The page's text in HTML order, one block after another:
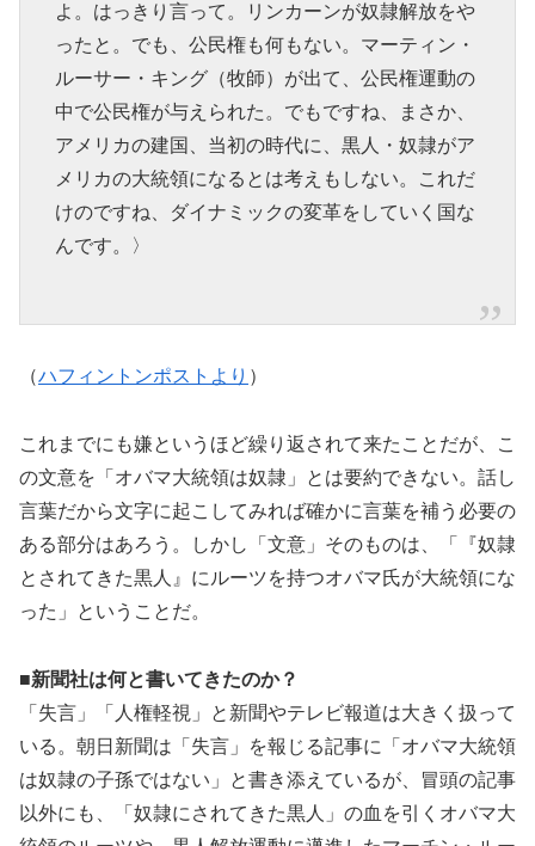
よ。はっきり言って。リンカーンが奴隷解放をや
ったと。でも、公民権も何もない。マーティン・
ルーサー・キング（牧師）が出て、公民権運動の
中で公民権が与えられた。でもですね、まさか、
アメリカの建国、当初の時代に、黒人・奴隷がア
メリカの大統領になるとは考えもしない。これだ
けのですね、ダイナミックの変革をしていく国な
んです。〉
（ハフィントンポストより ）
これまでにも嫌というほど繰り返されて来たことだが、こ
の文意を「オバマ大統領は奴隷」とは要約できない。話し
言葉だから文字に起こしてみれば確かに言葉を補う必要の
ある部分はあろう。しかし「文意」そのものは、「『奴隷
とされてきた黒人』にルーツを持つオバマ氏が大統領にな
った」ということだ。
■新聞社は何と書いてきたのか？
「失言」「人権軽視」と新聞やテレビ報道は大きく扱って
いる。朝日新聞は「失言」を報じる記事に「オバマ大統領
は奴隷の子孫ではない」と書き添えているが、冒頭の記事
以外にも、「奴隷にされてきた黒人」の血を引くオバマ大